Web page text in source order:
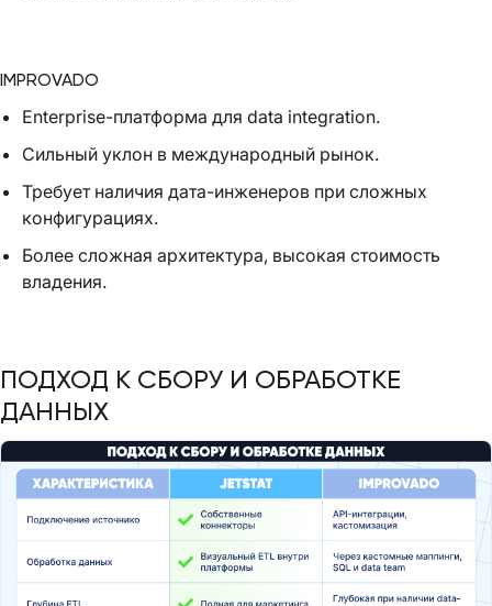
IMPROVADO
Enterprise-платформа для data integration.
Сильный уклон в международный рынок.
Требует наличия дата-инженеров при сложных
конфигурациях.
Более сложная архитектура, высокая стоимость
владения.
ПОДХОД К СБОРУ И ОБРАБОТКЕ
ДАННЫХ